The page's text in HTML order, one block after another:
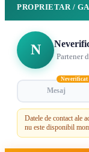
PROPRIETAR /
N Partener
Mesaj
Neverificat
Datele de contact ale
nu este disponibil